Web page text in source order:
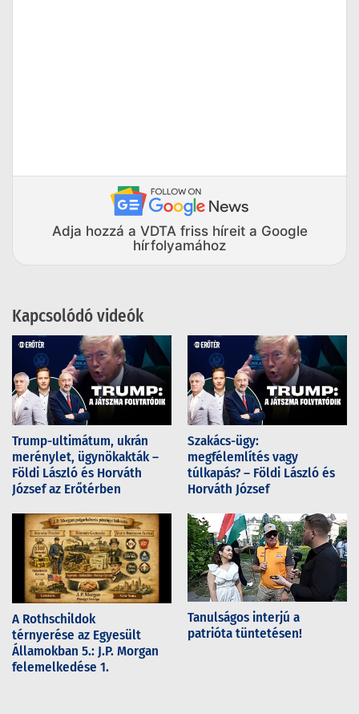
Adja hozzá a VDTA friss híreit a Google
hírfolyamához
Kapcsolódó videók
Trump-ultimátum, ukrán
merénylet, ügynökakták –
Földi László és Horváth
József az Erőtérben
Szakács-ügy:
megfélemlítés vagy
túlkapás? – Földi László és
Horváth József
A Rothschildok
térnyerése az Egyesült
Államokban 5.: J.P. Morgan
felemelkedése 1.
Tanulságos interjú a
patrióta tüntetésen!